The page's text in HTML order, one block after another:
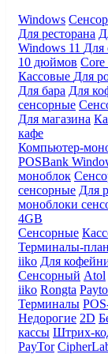
Windows
Для ресторана
Windows 11 Для
10 дюймов Core
Кассовые Для
Для бара Для
сенсорные
Для магазина
кафе
Компьютер-
POSBank
моноблок
сенсорные Для
моноблоки
4GB
Сенсорные
Терминалы-
iiko Для
Сенсорный Atol
iiko Rongta
Терминалы
Недорогие 2D
кассы Штрих-
PayTor